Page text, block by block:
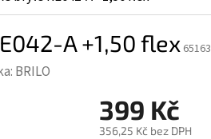
A +1,50 flex 65163
BRILO
399 Kč
356,25 Kč bez DPH